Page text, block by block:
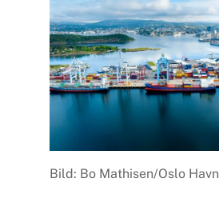
Bild: Bo Mathisen/Oslo Havn